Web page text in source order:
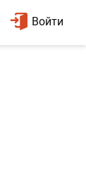
Войти